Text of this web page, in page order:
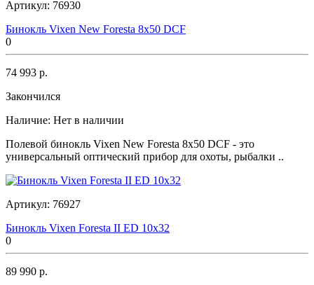
Артикул: 76930
Бинокль Vixen New Foresta 8x50 DCF
0
74 993 р.
Закончился
Наличие: Нет в наличии
Полевой бинокль Vixen New Foresta 8x50 DCF - это
универсальный оптический прибор для охоты, рыбалки ..
Артикул: 76927
Бинокль Vixen Foresta II ED 10x32
0
89 990 р.